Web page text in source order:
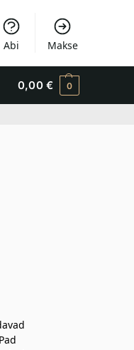
Abi Makse
0,00 € 0